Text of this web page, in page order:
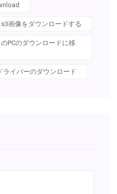
画像をダウンロードする
PCのダウンロードに移
ライバーのダウンロード